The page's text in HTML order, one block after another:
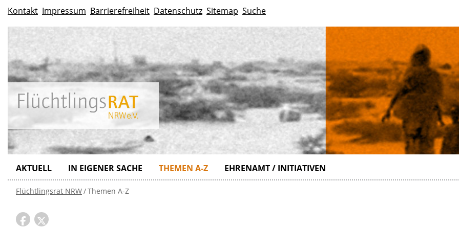
Kontakt Impressum Barrierefreiheit Datenschutz Sitemap Suche
AKTUELL IN EIGENER SACHE THEMEN A-Z EHRENAMT / INITIATIVEN
Flüchtlingsrat NRW Themen A-Z